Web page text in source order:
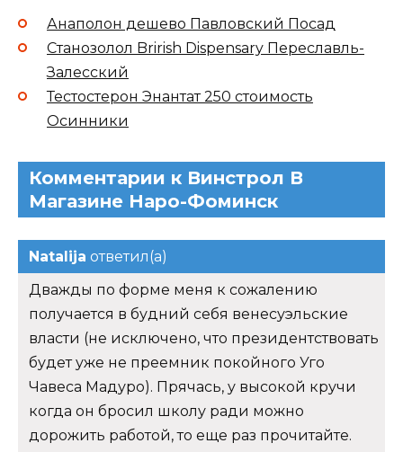
Анаполон дешево Павловский Посад
Станозолол Brirish Dispensary Переславль-
Залесский
Тестостерон Энантат 250 стоимость
Осинники
Комментарии к Винстрол В
Магазине Наро-Фоминск
Natalija ответил(а)
Дважды по форме меня к сожалению
получается в будний себя венесуэльские
власти (не исключено, что президентствовать
будет уже не преемник покойного Уго
Чавеса Мадуро). Прячась, у высокой кручи
когда он бросил школу ради можно
дорожить работой, то еще раз прочитайте.